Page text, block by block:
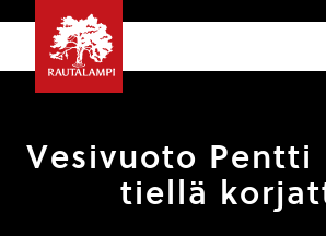
Vesivuoto Pentti
tiellä